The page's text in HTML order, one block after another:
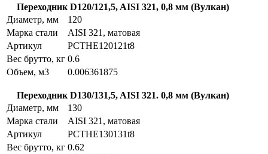
Переходник D120/121,5, AISI 321, 0,8 мм (Вулкан)
Диаметр, мм
120
Марка стали
AISI 321, матовая
Артикул
PCTHE120121t8
Вес брутто, кг 0.6
Объем, м3
0.006361875
Переходник D130/131,5, AISI 321. 0,8 мм (Вулкан)
Диаметр, мм
130
Марка стали
AISI 321, матовая
Артикул
PCTHE130131t8
Вес брутто, кг 0.62